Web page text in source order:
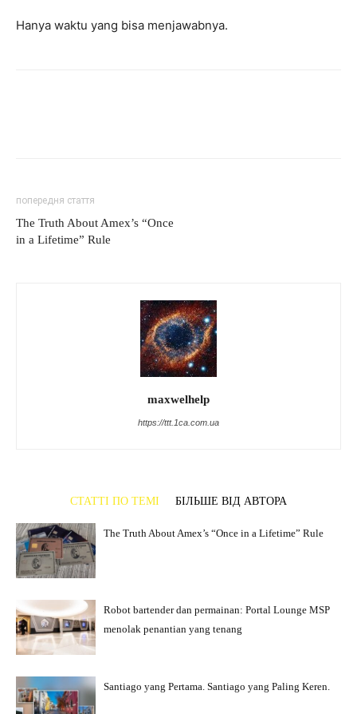
Hanya waktu yang bisa menjawabnya.
попередня стаття
The Truth About Amex’s “Once
in a Lifetime” Rule
maxwelhelp
https://ttt.1ca.com.ua
СТАТТІ ПО ТЕМІ БІЛЬШЕ ВІД АВТОРА
The Truth About Amex’s “Once in a Lifetime” Rule
Robot bartender dan permainan: Portal Lounge MSP
menolak penantian yang tenang
Santiago yang Pertama. Santiago yang Paling Keren.